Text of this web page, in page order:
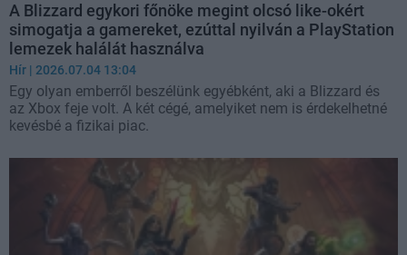
A Blizzard egykori főnöke megint olcsó like-okért
simogatja a gamereket, ezúttal nyilván a PlayStation
lemezek halálát használva
Hír | 2026.07.04 13:04
Egy olyan emberről beszélünk egyébként, aki a Blizzard és
az Xbox feje volt. A két cégé, amelyiket nem is érdekelhetné
kevésbé a fizikai piac.